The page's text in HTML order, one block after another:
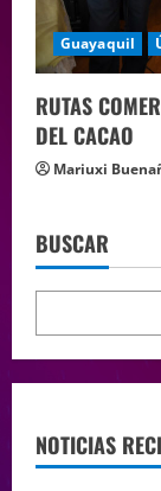
Guayaquil
RUTAS
DEL CACAO
Mariuxi
BUSCAR
NOTICIAS